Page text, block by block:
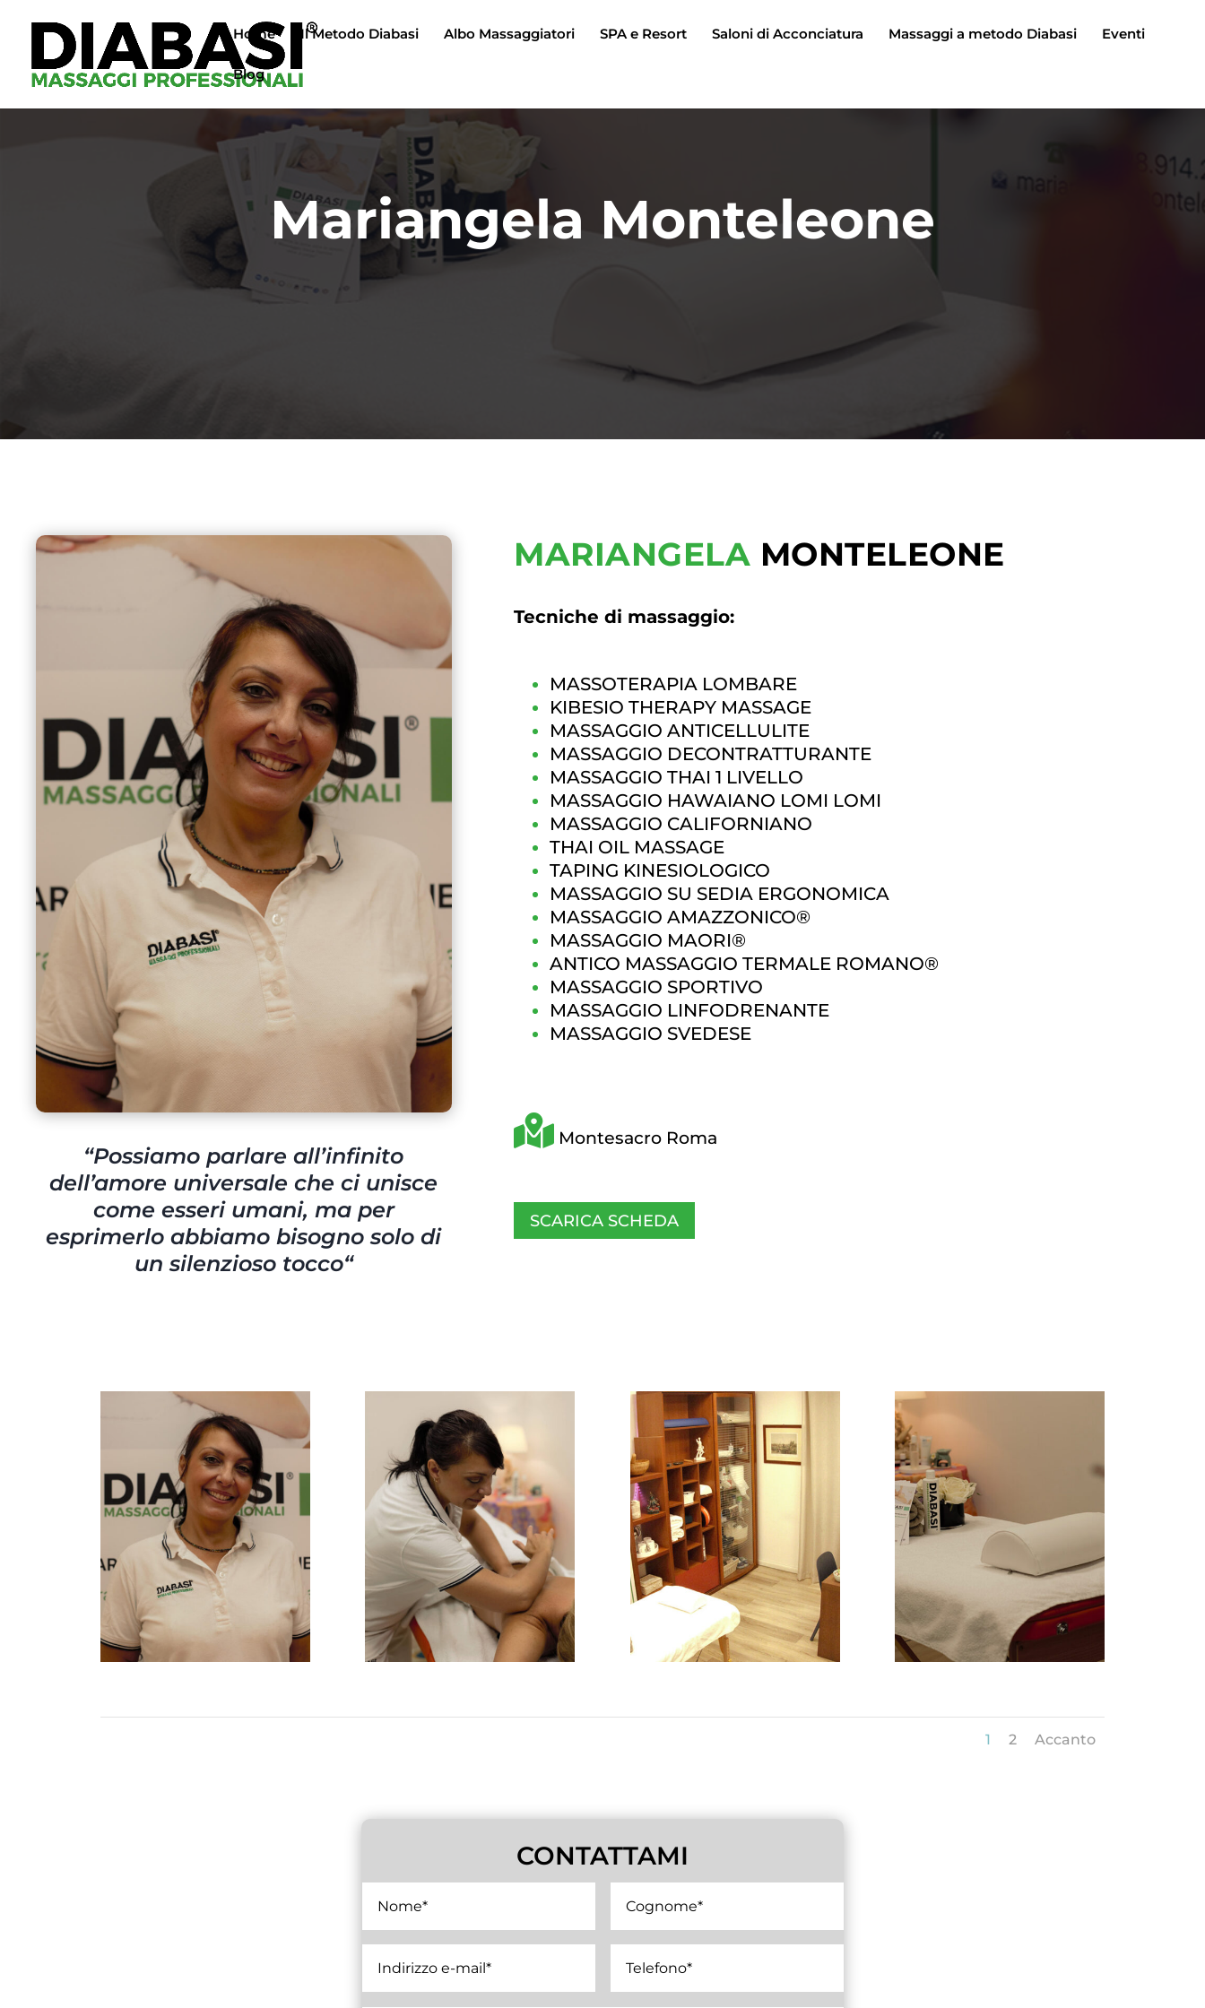
Home Il Metodo Diabasi Albo Massaggiatori SPA e Resort Saloni di Acconciatura Massaggi a metodo Diabasi Eventi
Blog
Mariangela Monteleone
“Possiamo parlare all’infinito
dell’amore universale che ci unisce
come esseri umani, ma per
esprimerlo abbiamo bisogno solo di
un silenzioso tocco“
MARIANGELA MONTELEONE
Tecniche di massaggio:
MASSOTERAPIA LOMBARE
KIBESIO THERAPY MASSAGE
MASSAGGIO ANTICELLULITE
MASSAGGIO DECONTRATTURANTE
MASSAGGIO THAI 1 LIVELLO
MASSAGGIO HAWAIANO LOMI LOMI
MASSAGGIO CALIFORNIANO
THAI OIL MASSAGE
TAPING KINESIOLOGICO
MASSAGGIO SU SEDIA ERGONOMICA
MASSAGGIO AMAZZONICO®
MASSAGGIO MAORI®
ANTICO MASSAGGIO TERMALE ROMANO®
MASSAGGIO SPORTIVO
MASSAGGIO LINFODRENANTE
MASSAGGIO SVEDESE
Montesacro Roma
SCARICA SCHEDA
1 2 Accanto
CONTATTAMI